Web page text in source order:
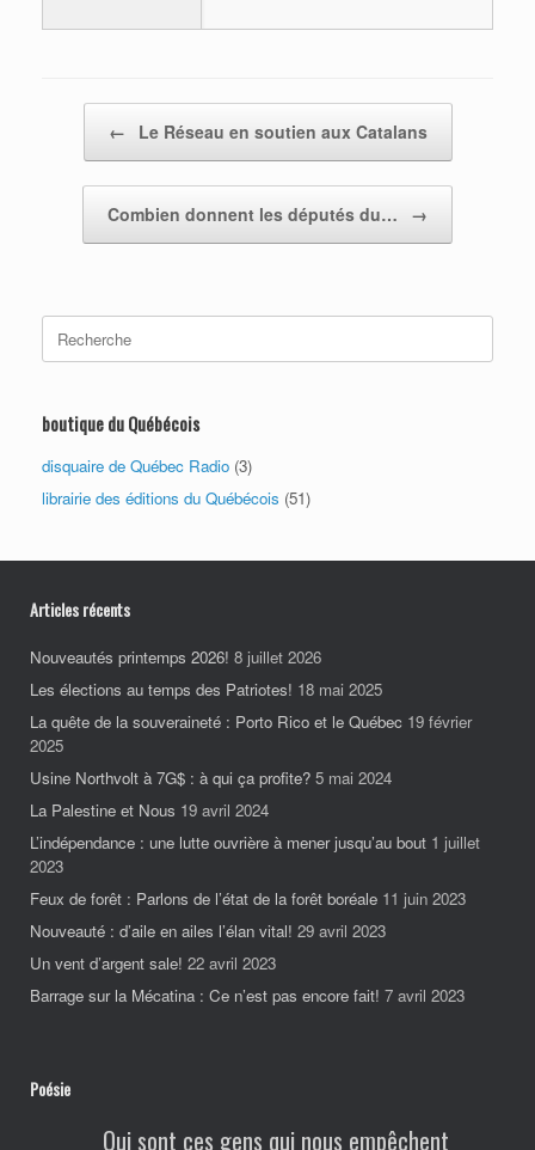
← Le Réseau en soutien aux Catalans
Combien donnent les députés du… →
Search
for:
boutique du Québécois
disquaire de Québec Radio (3)
librairie des éditions du Québécois (51)
Articles récents
Nouveautés printemps 2026! 8 juillet 2026
Les élections au temps des Patriotes! 18 mai 2025
La quête de la souveraineté : Porto Rico et le Québec 19 février
2025
Usine Northvolt à 7G$ : à qui ça profite? 5 mai 2024
La Palestine et Nous 19 avril 2024
L’indépendance : une lutte ouvrière à mener jusqu’au bout 1 juillet
2023
Feux de forêt : Parlons de l’état de la forêt boréale 11 juin 2023
Nouveauté : d’aile en ailes l’élan vital! 29 avril 2023
Un vent d’argent sale! 22 avril 2023
Barrage sur la Mécatina : Ce n’est pas encore fait! 7 avril 2023
Poésie
Qui sont ces gens qui nous empêchent